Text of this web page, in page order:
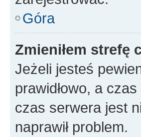
Góra
Zmieniłem strefę
Jeżeli jesteś
prawidłowo, a
czas serwera jest
naprawił problem.